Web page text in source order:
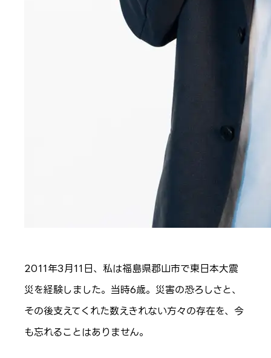
2011年3月11日、私は福島県郡山市で東日本大震
災を経験しました。当時6歳。災害の恐ろしさと、
その後支えてくれた数えきれない方々の存在を、今
も忘れることはありません。